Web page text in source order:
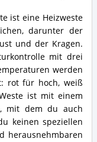
ist eine Heizweste
darunter der
und der Kragen.
mit drei
werden
rot für hoch, weiß
ist mit einem
mit dem du auch
keinen speziellen
herausnehmbaren